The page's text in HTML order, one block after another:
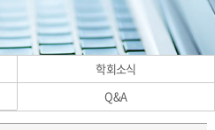
학회소식
Q&A